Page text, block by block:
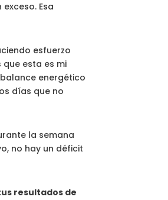
Esa
esfuerzo
esta es mi
energético
días que no
la semana
no hay un déficit
resultados de